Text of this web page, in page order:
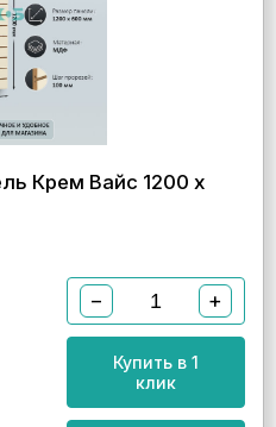
Крем Вайс 1200 х
− +
Купить в 1
клик